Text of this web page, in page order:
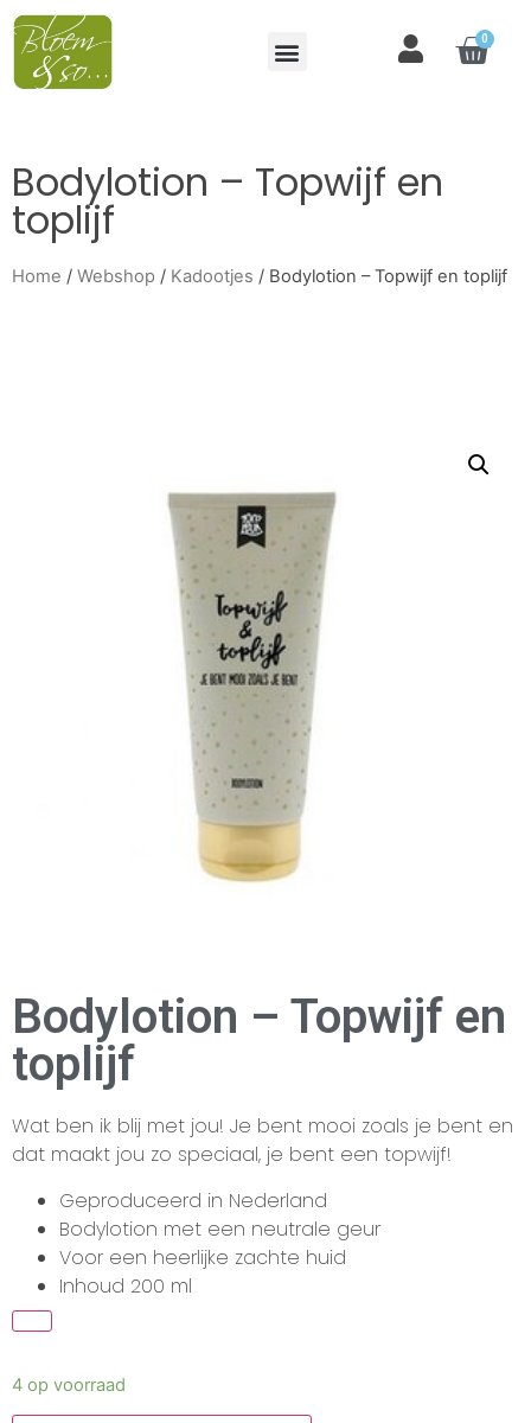
0
Bodylotion – Topwijf en
toplijf
Home / Webshop / Kadootjes / Bodylotion – Topwijf en toplijf
Bodylotion – Topwijf en
toplijf
Wat ben ik blij met jou! Je bent mooi zoals je bent en
dat maakt jou zo speciaal, je bent een topwijf!
Geproduceerd in Nederland
Bodylotion met een neutrale geur
Voor een heerlijke zachte huid
Inhoud 200 ml
4 op voorraad